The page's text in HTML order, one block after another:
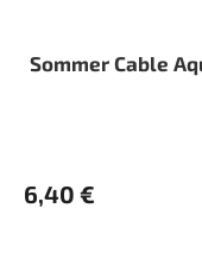
Sommer Cable
6,40 €